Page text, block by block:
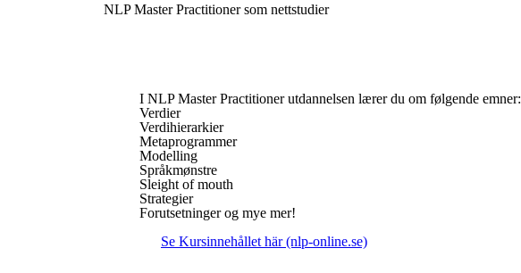
NLP Master Practitioner som nettstudier
I NLP Master Practitioner utdannelsen lærer du om følgende emner:
Verdier
Verdihierarkier
Metaprogrammer
Modelling
Språkmønstre
Sleight of mouth
Strategier
Forutsetninger og mye mer!
Se Kursinnehållet här (nlp-online.se)